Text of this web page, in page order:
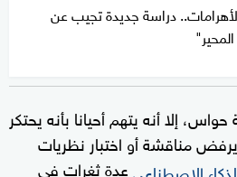
دراسة جديدة تجيب عن
حواس، إلا أنه يتهم أحيانا بأنه يحتكر
مناقشة أو اختبار نظريات
الاصطناعيعدة ثغرات في